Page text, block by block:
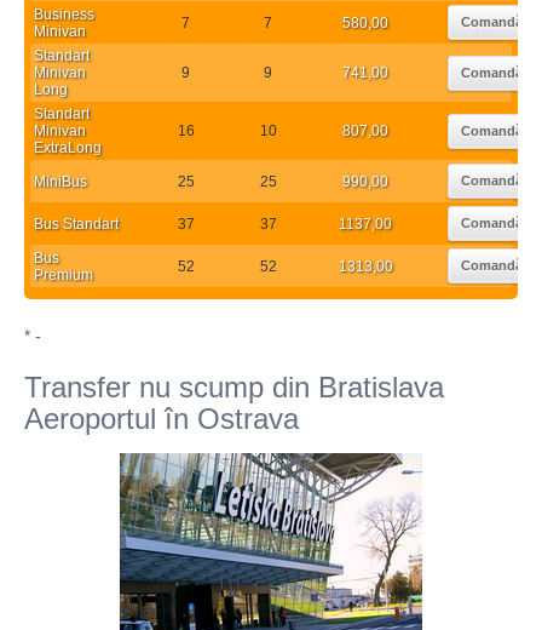
Business
Minivan
7 7 580,00 Comandă
Standart
Minivan
Long
9 9 741,00 Comandă
Standart
Minivan
ExtraLong
16 10 807,00 Comandă
MiniBus 25 25 990,00 Comandă
Bus Standart 37 37 1137,00 Comandă
Bus
Premium
52 52 1313,00 Comandă
* -
Transfer nu scump din Bratislava
Aeroportul în Ostrava